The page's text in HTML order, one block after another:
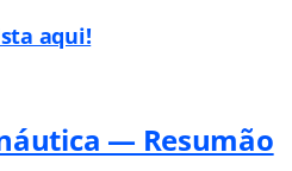
aqui!
— Resumão